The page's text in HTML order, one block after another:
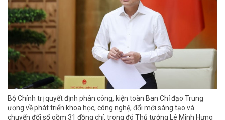
Bộ Chính trị quyết định phân công, kiện toàn Ban Chỉ đạo Trung
ương về phát triển khoa học, công nghệ, đổi mới sáng tạo và
chuyển đổi số gồm 31 đồng chí, trong đó Thủ tướng Lê Minh Hưng